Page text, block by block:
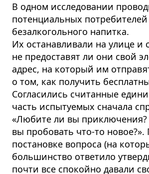
В одном исследовании
потенциальных потребителей
безалкогольного напитка.
Их останавливали на улице и
не предоставят ли они свой
адрес, на который им
о том, как получить
Согласились считанные
часть испытуемых сначала
«Любите ли вы
вы пробовать что-то новое?».
постановке вопроса (на
большинство ответило
почти все спокойно давали